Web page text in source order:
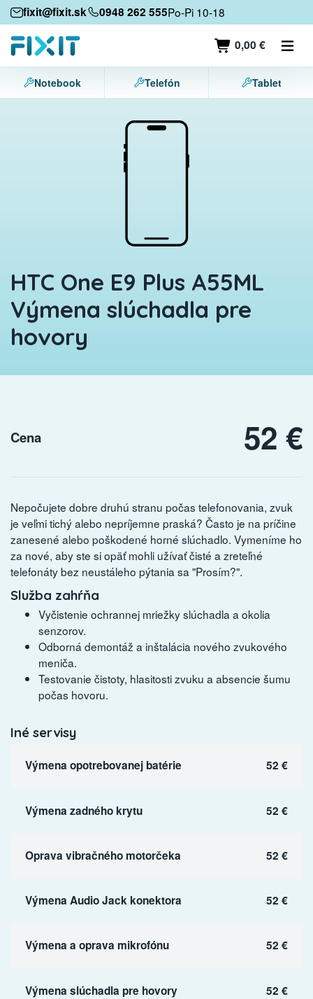
fixit@fixit.sk 0948 262 555Po-Pi 10-18
0,00 €
Mobilné zariadenia
Mobilné telefóny
Tablety
Notebook Telefón Tablet
HTC One E9 Plus A55ML
Výmena slúchadla pre
hovory
Cena 52 €
Nepočujete dobre druhú stranu počas telefonovania, zvuk
je veľmi tichý alebo nepríjemne praská? Často je na príčine
zanesené alebo poškodené horné slúchadlo. Vymeníme ho
za nové, aby ste si opäť mohli užívať čisté a zreteľné
telefonáty bez neustáleho pýtania sa "Prosím?".
Služba zahŕňa
Vyčistenie ochrannej mriežky slúchadla a okolia
senzorov.
Odborná demontáž a inštalácia nového zvukového
meniča.
Testovanie čistoty, hlasitosti zvuku a absencie šumu
počas hovoru.
Iné servisy
Výmena opotrebovanej batérie 52 €
Výmena zadného krytu 52 €
Oprava vibračného motorčeka 52 €
Výmena Audio Jack konektora 52 €
Výmena a oprava mikrofónu 52 €
Výmena slúchadla pre hovory 52 €